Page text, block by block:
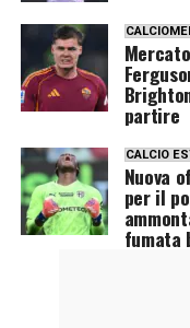
partire
CALCIO
Nuova
per il
fumata